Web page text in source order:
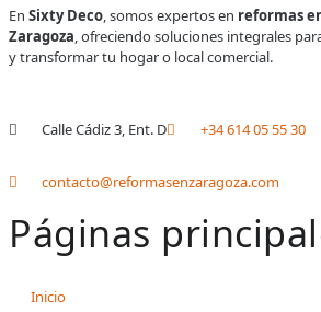
Páginas
Inicio
En Sixty Deco, somos expertos en reformas
Zaragoza, ofreciendo soluciones integrales
y transformar tu hogar o local comercial.
Calle Cádiz 3, Ent. D +34 614 05 55 30
contacto@reformasenzaragoza.com